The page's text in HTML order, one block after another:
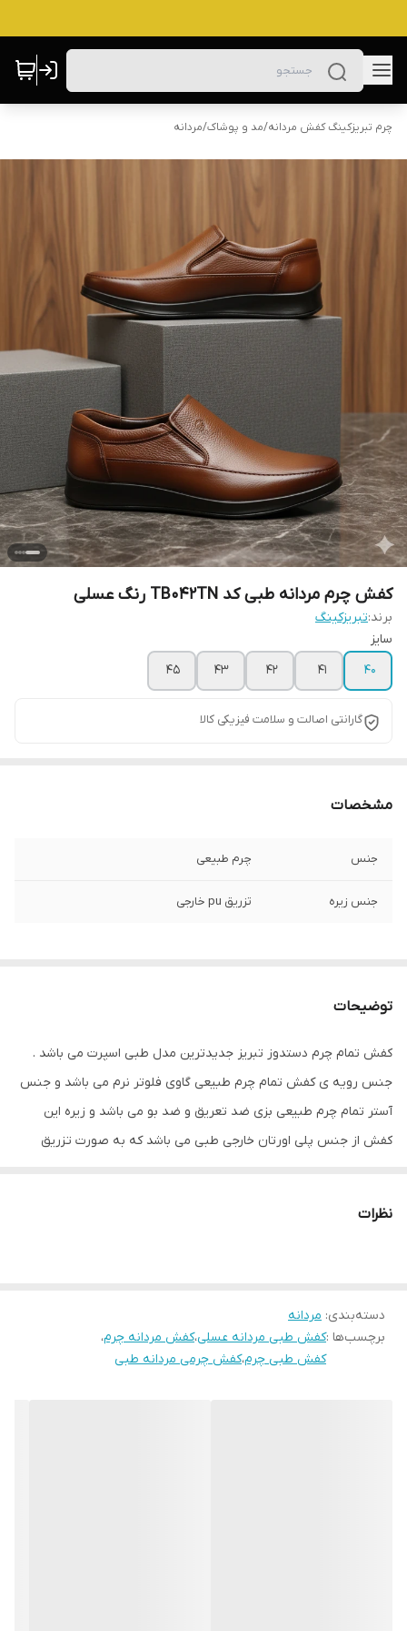
چرم تبریزکینگ کفش مردانه/مد و پوشاک/مردانه
کفش چرم مردانه طبی کد TB042TN رنگ عسلی
برند:تبریزکینگ
سایز
40
41
42
43
45
گارانتی اصالت و سلامت فیزیکی کالا
مشخصات
جنس چرم طبیعی
جنس زیره تزریق pu خارجی
توضیحات
کفش تمام چرم دستدوز تبریز جدیدترین مدل طبی اسپرت می باشد .
جنس رویه ی کفش تمام چرم طبیعی گاوی فلوتر نرم می باشد و جنس
آستر تمام چرم طبیعی بزی ضد تعریق و ضد بو می باشد و زیره این
کفش از جنس پلی اورتان خارجی طبی می باشد که به صورت تزریق
ضد ترک و ضد شکنندگی میباشد . کفی این کفش طبی تمام چرم آنتی
زانو دیسک کمر زانو در پادرد و ... رنج می برند و برای استفاده روزمره
بسیار مناسب است . رنگ این کفش عسلی سایه دار می باشد .قالب این
نظرات
دسته‌بندی: مردانه
برچسب‌ها :کفش طبی مردانه عسلی،کفش مردانه چرم،
کفش طبی چرم،کفش چرمی مردانه طبی